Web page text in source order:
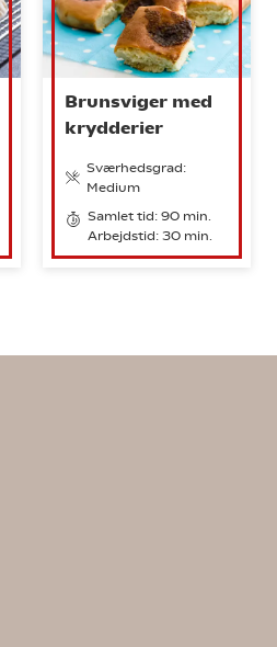
Brunsviger med
krydderier
Sværhedsgrad:
Medium
Samlet tid: 90 min.
Arbejdstid: 30 min.